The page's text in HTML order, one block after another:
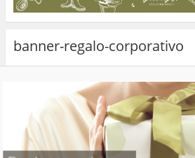
banner-regalo-corporativo